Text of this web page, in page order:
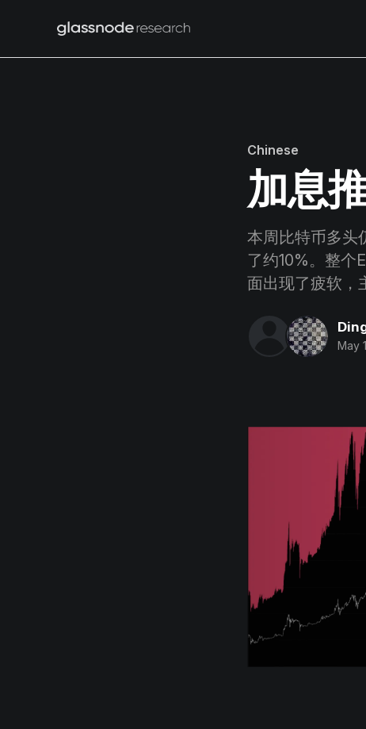
Chinese
加息
本周比特币多头
了约10%。整个
面出现了疲软，
May